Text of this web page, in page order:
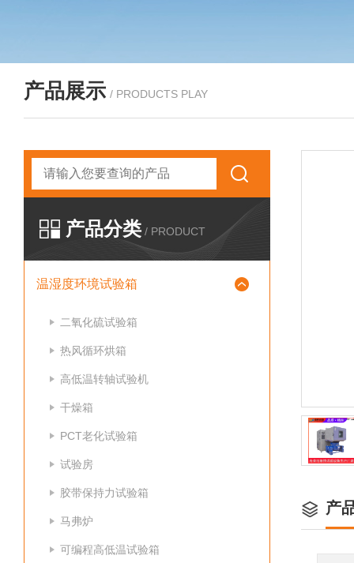
产品展示 / PRODUCTS PLAY
产品分类 / PRODUCT
温湿度环境试验箱
二氧化硫试验箱
热风循环烘箱
高低温转轴试验机
干燥箱
PCT老化试验箱
试验房
胶带保持力试验箱
马弗炉
可编程高低温试验箱
产